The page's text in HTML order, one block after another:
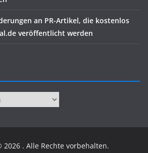
an PR-Artikel, die kostenlos
veröffentlicht werden
2026 . Alle Rechte vorbehalten.